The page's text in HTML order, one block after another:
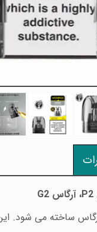
P2، آرگاس G2
ساخته می شود.